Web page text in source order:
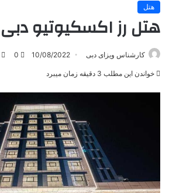
هتل
هتل رز اکسکیوتیو دبی
کارشناس ویزای دبی 10/08/2022
0
خواندن این مطلب 3 دقیقه زمان میبرد